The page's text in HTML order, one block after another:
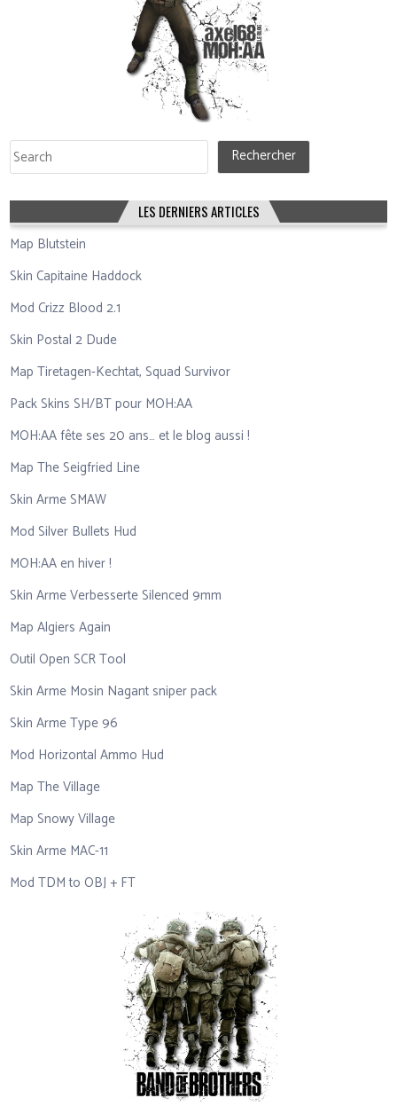
Rechercher Rechercher
LES DERNIERS ARTICLES
Map Blutstein
Skin Capitaine Haddock
Mod Crizz Blood 2.1
Skin Postal 2 Dude
Map Tiretagen-Kechtat, Squad Survivor
Pack Skins SH/BT pour MOH:AA
MOH:AA fête ses 20 ans… et le blog aussi !
Map The Seigfried Line
Skin Arme SMAW
Mod Silver Bullets Hud
MOH:AA en hiver !
Skin Arme Verbesserte Silenced 9mm
Map Algiers Again
Outil Open SCR Tool
Skin Arme Mosin Nagant sniper pack
Skin Arme Type 96
Mod Horizontal Ammo Hud
Map The Village
Map Snowy Village
Skin Arme MAC-11
Mod TDM to OBJ + FT